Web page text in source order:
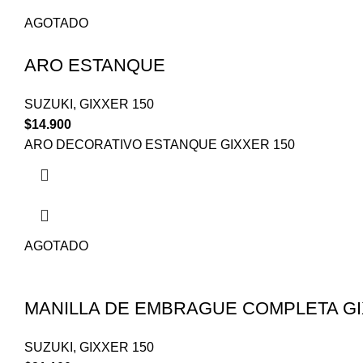
AGOTADO
ARO ESTANQUE
SUZUKI , GIXXER 150
$14.900
ARO DECORATIVO ESTANQUE GIXXER 150
AGOTADO
MANILLA DE EMBRAGUE COMPLETA
SUZUKI , GIXXER 150